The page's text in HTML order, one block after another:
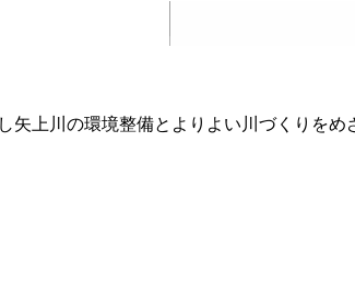
矢上川の環境整備とよりよい川づくりをめ